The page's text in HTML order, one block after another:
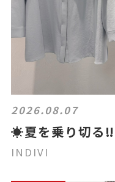
2026.08.07
☀️夏を乗り切る‼️
INDIVI